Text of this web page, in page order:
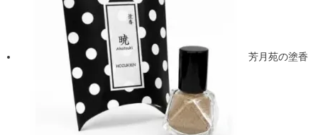
芳月苑の塗香